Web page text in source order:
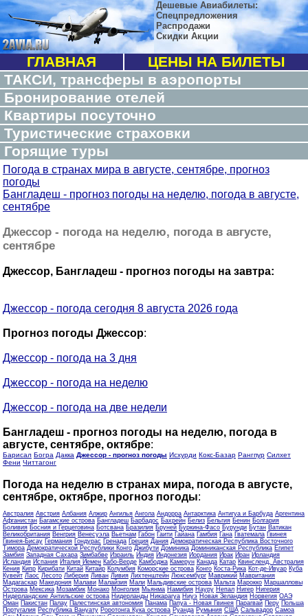
Дешевые Авиабилеты:
Спецпредложения
Распродажи
Скидки Акции
ГЛАВНАЯ
ЦЕНЫ НА БИЛЕТЫ
ТАКСИ, трансферы в аэропорты
Бронирование отелей
Квартиры посуточно
Туристические страховки
Горящие туры
Погода в странах мира в августе, сентябре, прогноз
погоды
Бангладеш - прогноз погоды на неделю, погода в августе,
сентябре
Джессор - погода на неделю, погода в августе,
сентябре
Джессор, Бангладеш - прогноз погоды на завтра:
Джессор - погода сегодня 8 августа 2026 года
Прогноз погоды Джессор:
Джессор - погода на 3 дня
Джессор - погода на неделю
Джессор - погода на две недели
Бангладеш - прогноз погоды на неделю, погода в
августе, сентябре, октябре:
Барисал Богра Дакка Джессор - прогноз погоды Исхурди Кокс-Базар Рангпур Силхет
Фени Читтагонг
Погода на неделю в странах мира, погода в августе,
сентябре, октябре, прогноз погоды:
Австралия Австрия Албания Алжир Ангилья Ангола Андорра Антарктика Антигуа и Барбуда Аргентина
Афганистан Багамские острова Бангладеш Барбадос Бахрейн Белиз Бельгия Бенин Болгария
Боливия Босния и Герцеговина Ботсвана Бразилия Бруней Буркина-Фасо Бурунди Бутан Ватикан
Великобритания Венгрия Венесуэла Вьетнам Габон Гаити Гайана Гамбия Гана Гватемала Гвинея
Гвинея-Бисау Германия Гондурас Гренада Греция Дания Демократическая Республика Восточного
Тимора Демократической Республики Конго Джибути Доминика Доминиканская Республика Египет
Замбия Западная Сахара Зимбабве Израиль Индия Индонезия Иордания Ирак Иран Ирландия
Исландия Испания Италия Йемен Кабо-Верде Камбоджа Камерун Канада Катар Квинсленд, Австралия
Кения Кипр Кирибати Китай Китайр Колумбия Коморские острова Конго Коста-Рика Кот-де-Ивуар Куба
Кувейт Лаос Лесото Либерия Ливан Ливия Лихтенштейн Люксембург Маврикий Мавритания
Мадагаскар Македония Малави Малайзия Мали Мальдивские острова Мальта Марокко Маршалловы
Острова Мексика Мозамбик Монако Монголия Мьянма Намибия Науру Непал Нигер Нигерия
Нидерландские Антильские острова Нидерланды Никарагуа Ниуэ Новая Зеландия Норвегия ОАЭ
Оман Пакистан Палау Палестинская автономия Панама Папуа - Новая Гвинея Парагвай Перу Польша
Португалия Республика Вануату Роротонга Кука острова Руанда Румыния США Сальвадор Самоа